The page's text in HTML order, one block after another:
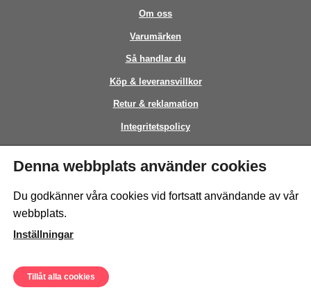
Om oss
Varumärken
Så handlar du
Köp & leveransvillkor
Retur & reklamation
Integritetspolicy
Kontakt
This site is protected by reCAPTCHA and the GooglePrivacy Policyand
© Sweeto Scandinavia AB - All rights reserved.
Denna webbplats använder cookies
Du godkänner våra cookies vid fortsatt användande av vår
webbplats.
Inställningar
Tillåt alla cookies